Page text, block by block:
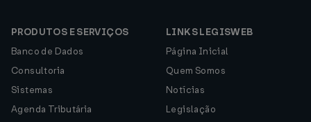
PRODUTOS E SERVIÇOS
Banco de Dados
Consultoria
Sistemas
Agenda Tributária
LINKS LEGISWEB
Página Inicial
Quem Somos
Notícias
Legislação